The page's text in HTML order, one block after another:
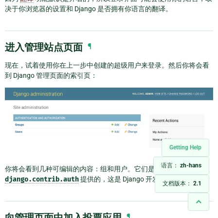
Getting Help
语言： zh-hans
文档版本： 2.1
决于你浏览器的设置和 Django 是否拥有你语言的翻译。
进入管理站点页面 ¶
现在，试着使用你在上一步中创建的超级用户来登录。然后你将会看
到 Django 管理页面的索引页：
你将会看到几种可编辑的内容：组和用户。它们是由
django.contrib.auth提供的，这是 Django 开发的认证框架。